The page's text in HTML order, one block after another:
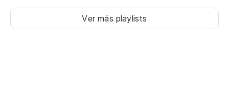
Ver más playlists